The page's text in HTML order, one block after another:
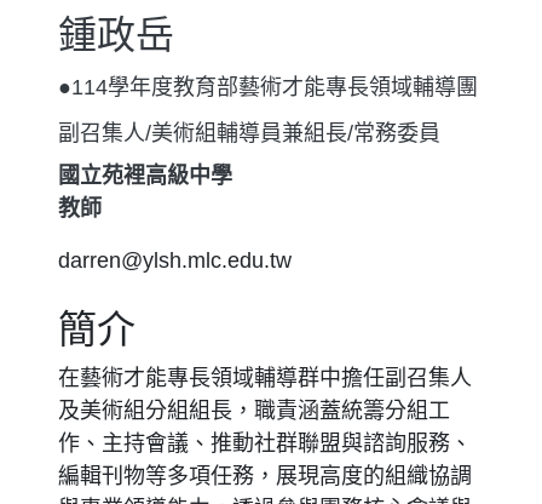
鍾政岳
●114學年度教育部藝術才能專長領域輔導團
副召集人/美術組輔導員兼組長/常務委員
國立苑裡高級中學
教師
darren@ylsh.mlc.edu.tw
簡介
在藝術才能專長領域輔導群中擔任副召集人
及美術組分組組長，職責涵蓋統籌分組工
作、主持會議、推動社群聯盟與諮詢服務、
編輯刊物等多項任務，展現高度的組織協調